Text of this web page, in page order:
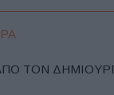
ΤΟΝ